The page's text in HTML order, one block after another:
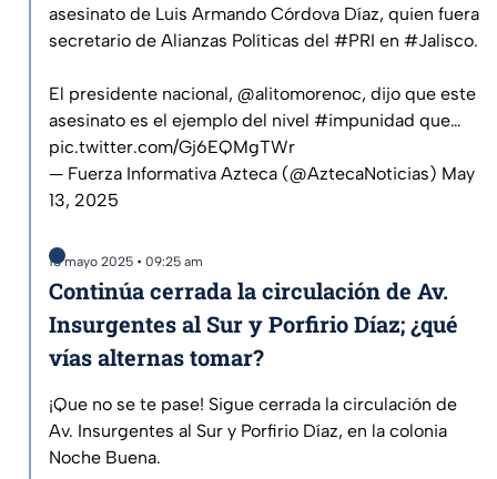
asesinato de Luis Armando Córdova Díaz, quien fuera
secretario de Alianzas Políticas del #PRI en #Jalisco.
El presidente nacional, @alitomorenoc, dijo que este
asesinato es el ejemplo del nivel #impunidad que…
pic.twitter.com/Gj6EQMgTWr
— Fuerza Informativa Azteca (@AztecaNoticias) May
13, 2025
13 mayo 2025 • 09:25 am
Continúa cerrada la circulación de Av.
Insurgentes al Sur y Porfirio Díaz; ¿qué
vías alternas tomar?
¡Que no se te pase! Sigue cerrada la circulación de
Av. Insurgentes al Sur y Porfirio Díaz, en la colonia
Noche Buena.